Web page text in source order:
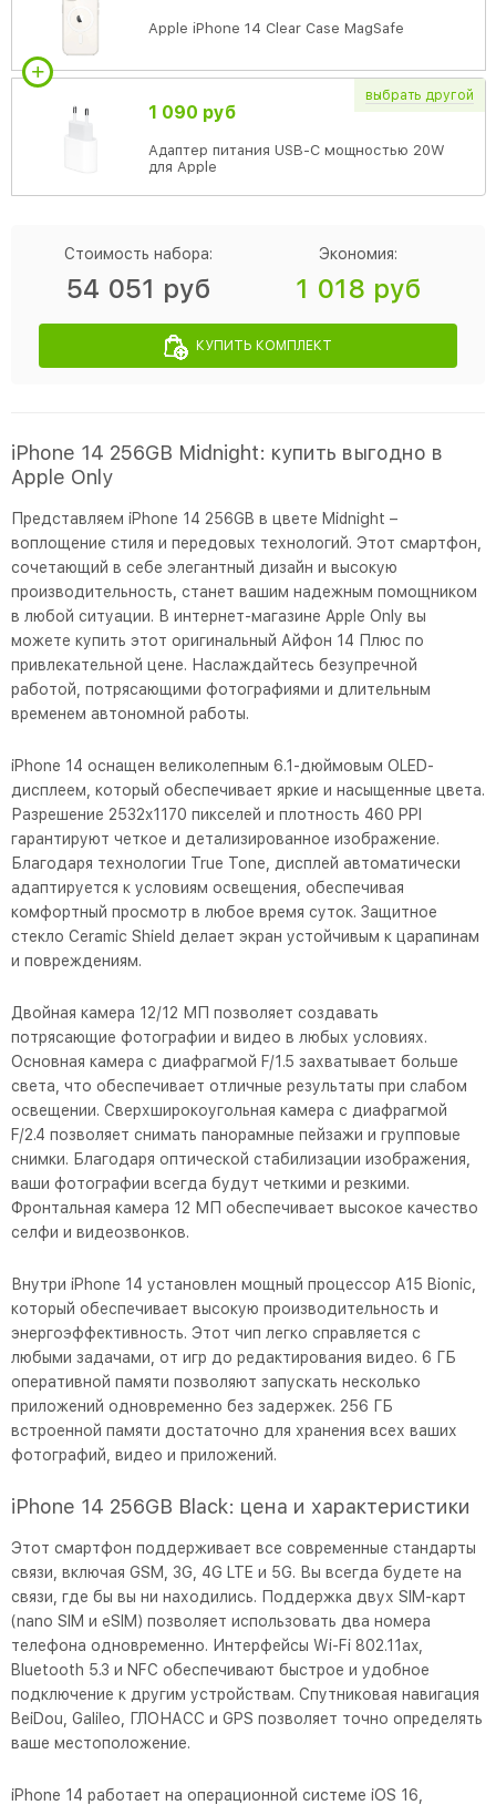
Apple iPhone 14 Clear Case MagSafe
выбрать другой
1 090 руб
Адаптер питания USB-C мощностью 20W
для Apple
Стоимость набора:
54 051 руб
Экономия:
1 018 руб
КУПИТЬ КОМПЛЕКТ
iPhone 14 256GB Midnight: купить выгодно в
Apple Only
Представляем iPhone 14 256GB в цвете Midnight –
воплощение стиля и передовых технологий. Этот смартфон,
сочетающий в себе элегантный дизайн и высокую
производительность, станет вашим надежным помощником
в любой ситуации. В интернет-магазине Apple Only вы
можете купить этот оригинальный Айфон 14 Плюс по
привлекательной цене. Наслаждайтесь безупречной
работой, потрясающими фотографиями и длительным
временем автономной работы.
iPhone 14 оснащен великолепным 6.1-дюймовым OLED-
дисплеем, который обеспечивает яркие и насыщенные цвета.
Разрешение 2532x1170 пикселей и плотность 460 PPI
гарантируют четкое и детализированное изображение.
Благодаря технологии True Tone, дисплей автоматически
адаптируется к условиям освещения, обеспечивая
комфортный просмотр в любое время суток. Защитное
стекло Ceramic Shield делает экран устойчивым к царапинам
и повреждениям.
Двойная камера 12/12 МП позволяет создавать
потрясающие фотографии и видео в любых условиях.
Основная камера с диафрагмой F/1.5 захватывает больше
света, что обеспечивает отличные результаты при слабом
освещении. Сверхширокоугольная камера с диафрагмой
F/2.4 позволяет снимать панорамные пейзажи и групповые
снимки. Благодаря оптической стабилизации изображения,
ваши фотографии всегда будут четкими и резкими.
Фронтальная камера 12 МП обеспечивает высокое качество
селфи и видеозвонков.
Внутри iPhone 14 установлен мощный процессор A15 Bionic,
который обеспечивает высокую производительность и
энергоэффективность. Этот чип легко справляется с
любыми задачами, от игр до редактирования видео. 6 ГБ
оперативной памяти позволяют запускать несколько
приложений одновременно без задержек. 256 ГБ
встроенной памяти достаточно для хранения всех ваших
фотографий, видео и приложений.
iPhone 14 256GB Black: цена и характеристики
Этот смартфон поддерживает все современные стандарты
связи, включая GSM, 3G, 4G LTE и 5G. Вы всегда будете на
связи, где бы вы ни находились. Поддержка двух SIM-карт
(nano SIM и eSIM) позволяет использовать два номера
телефона одновременно. Интерфейсы Wi-Fi 802.11ax,
Bluetooth 5.3 и NFC обеспечивают быстрое и удобное
подключение к другим устройствам. Спутниковая навигация
BeiDou, Galileo, ГЛОНАСС и GPS позволяет точно определять
ваше местоположение.
iPhone 14 работает на операционной системе iOS 16,